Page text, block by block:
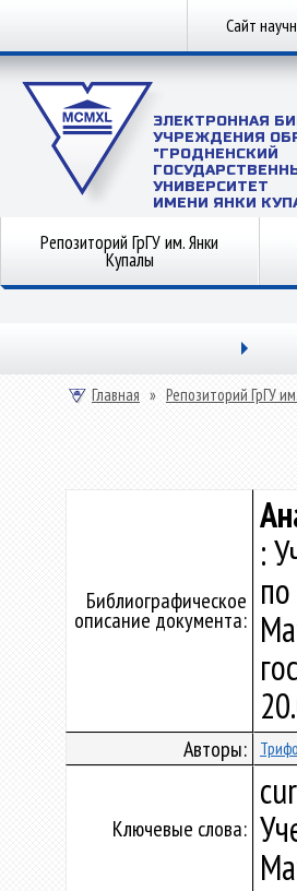
Сайт
ЭЛЕКТРОННАЯ
УЧРЕЖДЕНИЯ
"ГРОДНЕНСКИЙ
УНИВЕРСИТЕТ
ИМЕНИ ЯНКИ
Репозиторий ГрГУ им. Янки
Купалы
Главная » Репозиторий ГрГУ
Библиографическое
описание документа:
:
Авторы:
Ключевые слова: